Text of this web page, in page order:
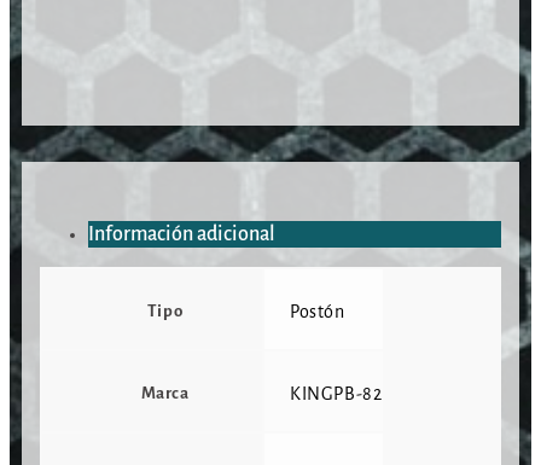
Información adicional
Tipo Postón
Marca KINGPB-82